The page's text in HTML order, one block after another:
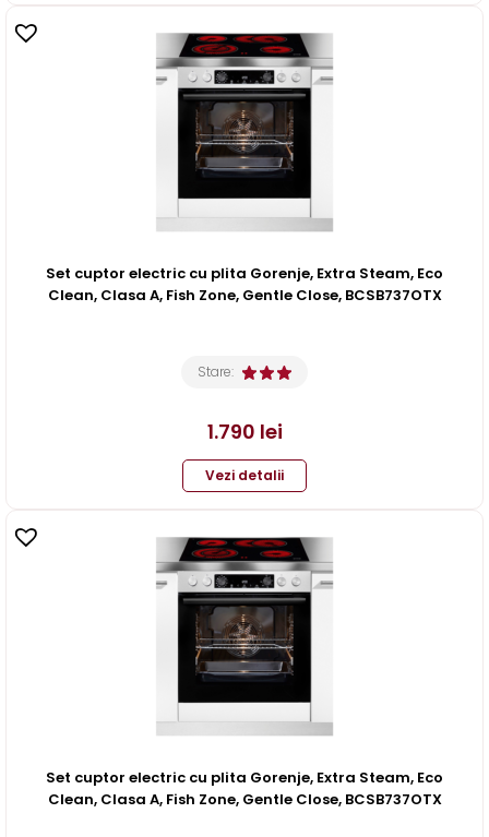
Set cuptor electric cu plita Gorenje, Extra Steam, Eco
Clean, Clasa A, Fish Zone, Gentle Close, BCSB737OTX
Stare:
1.790 lei
Vezi detalii
Set cuptor electric cu plita Gorenje, Extra Steam, Eco
Clean, Clasa A, Fish Zone, Gentle Close, BCSB737OTX